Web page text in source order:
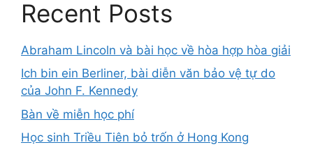
Recent Posts
Abraham Lincoln và bài học về hòa hợp hòa giải
Ich bin ein Berliner, bài diễn văn bảo vệ tự do
của John F. Kennedy
Bàn về miễn học phí
Học sinh Triều Tiên bỏ trốn ở Hong Kong